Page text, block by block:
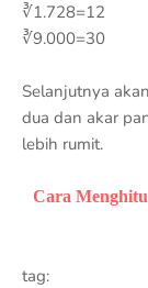
∛1.728=12
∛9.000=30
Selanjutnya
dua dan akar
lebih rumit.
Cara
tag: